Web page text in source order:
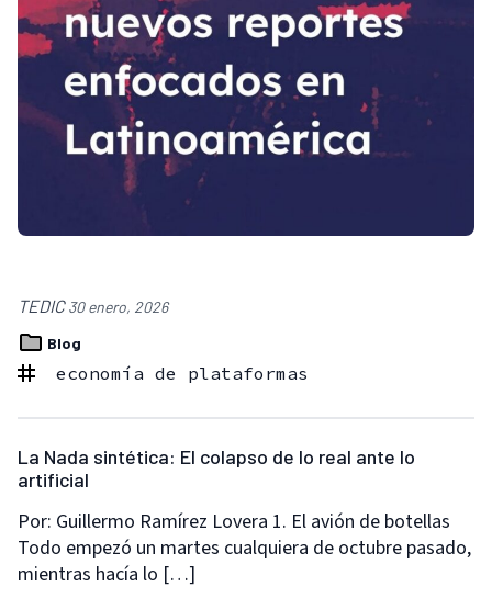
TEDIC30 enero, 2026
Blog
economía de plataformas
La Nada sintética: El colapso de lo real ante lo
artificial
Por: Guillermo Ramírez Lovera 1. El avión de botellas
Todo empezó un martes cualquiera de octubre pasado,
mientras hacía lo […]